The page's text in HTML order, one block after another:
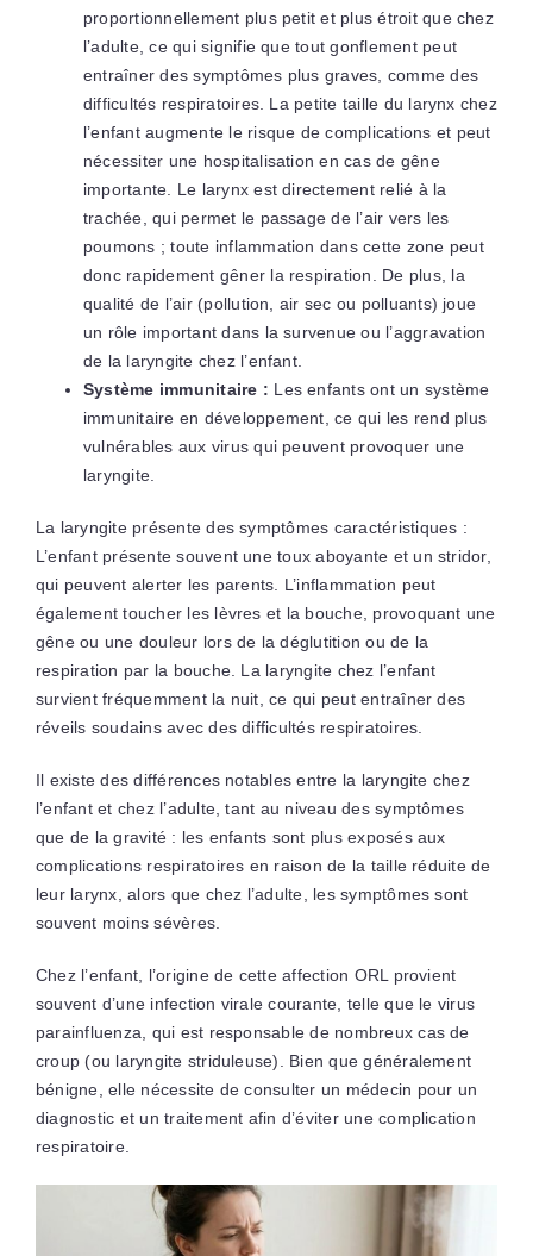
proportionnellement plus petit et plus étroit que chez
l’adulte, ce qui signifie que tout gonflement peut
entraîner des symptômes plus graves, comme des
difficultés respiratoires. La petite taille du larynx chez
l’enfant augmente le risque de complications et peut
nécessiter une hospitalisation en cas de gêne
importante. Le larynx est directement relié à la
trachée, qui permet le passage de l’air vers les
poumons ; toute inflammation dans cette zone peut
donc rapidement gêner la respiration. De plus, la
qualité de l’air (pollution, air sec ou polluants) joue
un rôle important dans la survenue ou l’aggravation
de la laryngite chez l’enfant.
Système immunitaire : Les enfants ont un système
immunitaire en développement, ce qui les rend plus
vulnérables aux virus qui peuvent provoquer une
laryngite.
La laryngite présente des symptômes caractéristiques :
L’enfant présente souvent une toux aboyante et un stridor,
qui peuvent alerter les parents. L’inflammation peut
également toucher les lèvres et la bouche, provoquant une
gêne ou une douleur lors de la déglutition ou de la
respiration par la bouche. La laryngite chez l’enfant
survient fréquemment la nuit, ce qui peut entraîner des
réveils soudains avec des difficultés respiratoires.
Il existe des différences notables entre la laryngite chez
l’enfant et chez l’adulte, tant au niveau des symptômes
que de la gravité : les enfants sont plus exposés aux
complications respiratoires en raison de la taille réduite de
leur larynx, alors que chez l’adulte, les symptômes sont
souvent moins sévères.
Chez l’enfant, l’origine de cette affection ORL provient
souvent d’une infection virale courante, telle que le virus
parainfluenza, qui est responsable de nombreux cas de
croup (ou laryngite striduleuse). Bien que généralement
bénigne, elle nécessite de consulter un médecin pour un
diagnostic et un traitement afin d’éviter une complication
respiratoire.